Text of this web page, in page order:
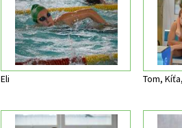
Eli Tom,